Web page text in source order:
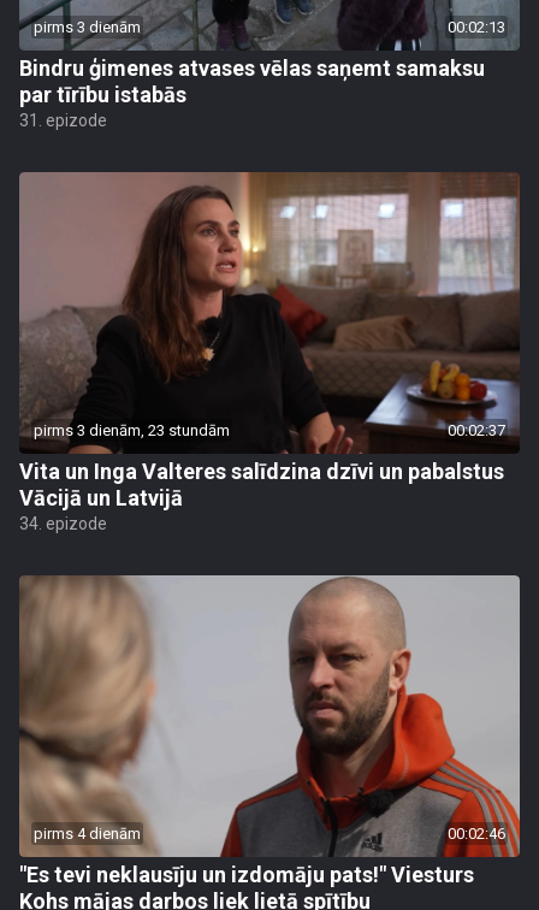
pirms 3 dienām 00:02:13
Bindru ģimenes atvases vēlas saņemt samaksu
par tīrību istabās
31. epizode
pirms 3 dienām, 23 stundām 00:02:37
Vita un Inga Valteres salīdzina dzīvi un pabalstus
Vācijā un Latvijā
34. epizode
pirms 4 dienām 00:02:46
"Es tevi neklausīju un izdomāju pats!" Viesturs
Kohs mājas darbos liek lietā spītību